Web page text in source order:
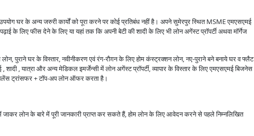
उपयोग घर के अन्य जरुरी कार्यों को पूरा करने पर कोई प्रतिबंध नहीं है। अपने सुमेरपुर स्थित MSME एमएसएमई
के लिए फीस देने के लिए या यहां तक कि अपनी बेटी की शादी के लिए भी लोन अगेंस्ट प्रॉपर्टी अथवा मॉर्गेज
पुराने घर के विस्तार, नवीनीकरण एवं रंग-रौग़न के लिए होम कंस्ट्रक्शन लोन, नए-पुराने बने बनाये घर व फ्लैट
, यात्रा और अन्य मेडिकल इमर्जेन्सी में लोन अगेंस्ट प्रॉपर्टी, व्यापार के विस्तार के लिए एमएसएमई बिजनेस
ट्रांसफर + टॉप-अप लोन ऑफर करता है।
लोन के बारे में पूरी जानकारी प्राप्त कर सकते हैं, होम लोन के लिए आवेदन करने से पहले निम्नलिखित